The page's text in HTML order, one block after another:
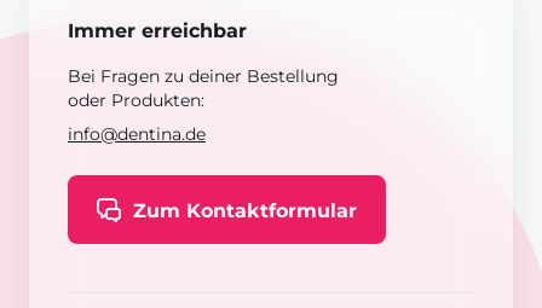
Immer erreichbar
Bei Fragen zu deiner Bestellung
oder Produkten:
info@dentina.de
Zum Kontaktformular